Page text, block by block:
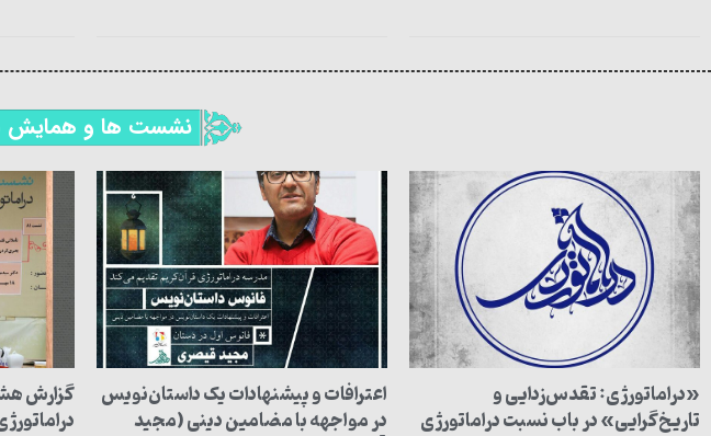
نشست ها و همایش
«دراماتورژی: تقدس‌زدایی و
تاریخ‌گرایی» در باب نسبت دراماتورژی
اعترافات و پیشنهادات یک داستان‌نویس
در مواجهه با مضامین دینی (مجید
گزارش